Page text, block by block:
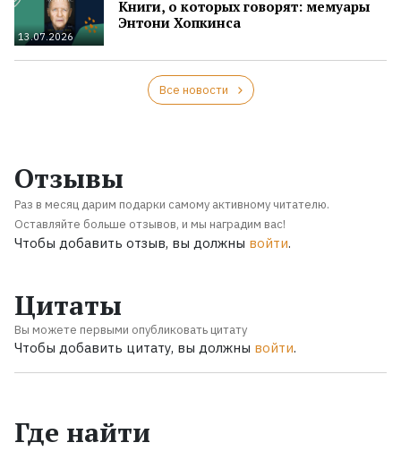
13.07.2026
Книги, о которых говорят: мемуары
Энтони Хопкинса
Все новости
Отзывы
Раз в месяц дарим подарки самому активному читателю.
Оставляйте больше отзывов, и мы наградим вас!
Чтобы добавить отзыв, вы должны войти.
Цитаты
Вы можете первыми опубликовать цитату
Чтобы добавить цитату, вы должны войти.
Где найти